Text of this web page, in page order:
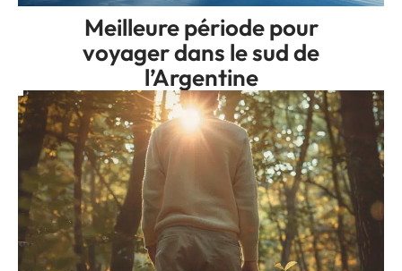
Meilleure période pour
voyager dans le sud de
l’Argentine